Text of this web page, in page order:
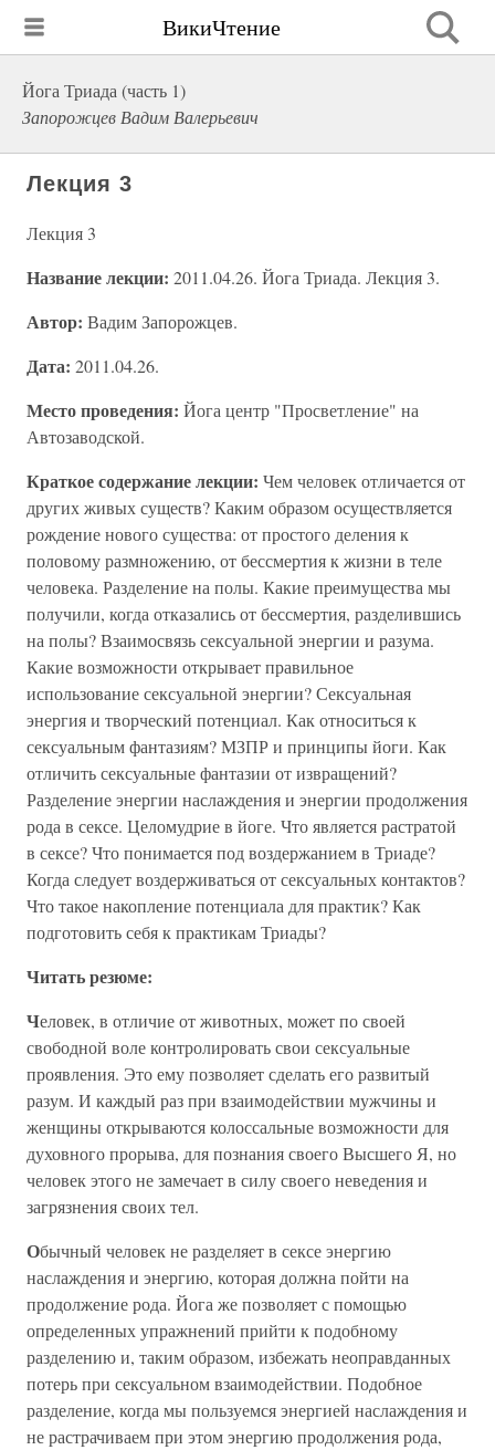
ВикиЧтение
Йога Триада (часть 1)
Запорожцев Вадим Валерьевич
Лекция 3
Лекция 3
Название лекции: 2011.04.26. Йога Триада. Лекция 3.
Автор: Вадим Запорожцев.
Дата: 2011.04.26.
Место проведения: Йога центр "Просветление" на
Автозаводской.
Краткое содержание лекции: Чем человек отличается от
других живых существ? Каким образом осуществляется
рождение нового существа: от простого деления к
половому размножению, от бессмертия к жизни в теле
человека. Разделение на полы. Какие преимущества мы
получили, когда отказались от бессмертия, разделившись
на полы? Взаимосвязь сексуальной энергии и разума.
Какие возможности открывает правильное
использование сексуальной энергии? Сексуальная
энергия и творческий потенциал. Как относиться к
сексуальным фантазиям? МЗПР и принципы йоги. Как
отличить сексуальные фантазии от извращений?
Разделение энергии наслаждения и энергии продолжения
рода в сексе. Целомудрие в йоге. Что является растратой
в сексе? Что понимается под воздержанием в Триаде?
Когда следует воздерживаться от сексуальных контактов?
Что такое накопление потенциала для практик? Как
подготовить себя к практикам Триады?
Читать резюме:
Человек, в отличие от животных, может по своей
свободной воле контролировать свои сексуальные
проявления. Это ему позволяет сделать его развитый
разум. И каждый раз при взаимодействии мужчины и
женщины открываются колоссальные возможности для
духовного прорыва, для познания своего Высшего Я, но
человек этого не замечает в силу своего неведения и
загрязнения своих тел.
Обычный человек не разделяет в сексе энергию
наслаждения и энергию, которая должна пойти на
продолжение рода. Йога же позволяет с помощью
определенных упражнений прийти к подобному
разделению и, таким образом, избежать неоправданных
потерь при сексуальном взаимодействии. Подобное
разделение, когда мы пользуемся энергией наслаждения и
не растрачиваем при этом энергию продолжения рода,